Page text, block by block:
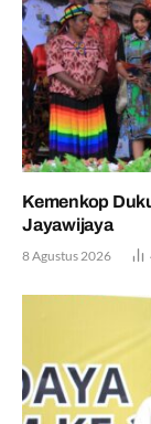
Kemenkop
Jayawijaya
8 Agustus 2026